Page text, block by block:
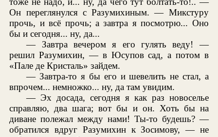
Он переглянулся с Разумихиным. — Микстуру
прочь, и всё прочь; а завтра я посмотрю... Оно
бы и сегодня... ну, да...
— Завтра вечером я его гулять веду! —
решил Разумихин, — в Юсупов сад, а потом в
«Пале де Кристаль» зайдем.
— Завтра-то я бы его и шевелить не стал, а
впрочем... немножко... ну, да там увидим.
— Эх досада, сегодня я как раз новоселье
справляю, два шага; вот бы и он. Хоть бы на
диване полежал между нами! Ты-то будешь? —
обратился вдруг Разумихин к Зосимову, — не